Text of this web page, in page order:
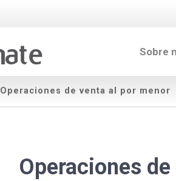
Sobre
Operaciones de venta al por menor
Operaciones